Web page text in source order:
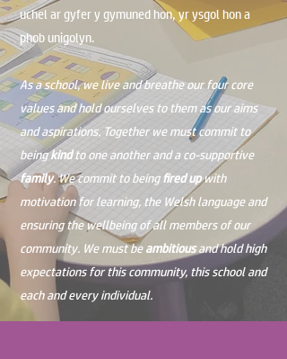
uchel ar gyfer y gymuned hon, yr ysgol hon a
phob unigolyn.
As a school, we live and breathe our four core
values and hold ourselves to them as our aims
and aspirations. Together we must commit to
beingkindto one another and a co-supportive
family. We commit to beingfired upwith
motivation for learning, the Welsh language and
ensuring the wellbeing of all members of our
community. We must beambitiousand hold high
expectations for this community, this school and
each and every individual.